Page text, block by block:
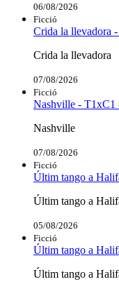
06/08/2026
Ficció
Crida la llevadora
Crida la llevadora
07/08/2026
Ficció
Nashville - T1xC1
Nashville
07/08/2026
Ficció
Últim tango a
Últim tango a
05/08/2026
Ficció
Últim tango a
Últim tango a